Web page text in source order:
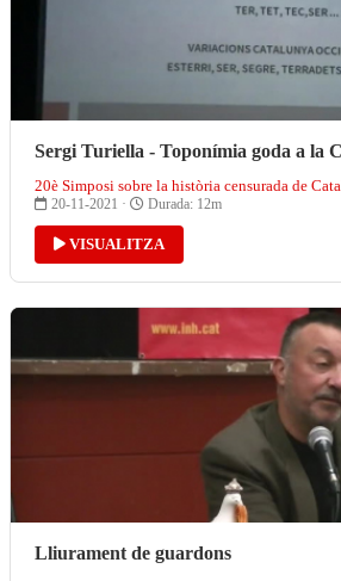
Sergi Turiella - Toponímia goda a la
20è Simposi sobre la història censurada de
20-11-2021 · Durada: 12m
VISUALITZA
Lliurament de guardons